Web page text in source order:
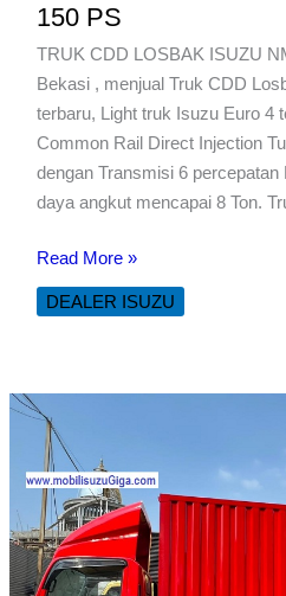
150 PS
TRUK CDD LOSBAK ISUZU
Bekasi , menjual Truk CDD
terbaru, Light truk Isuzu Euro 4
Common Rail Direct Injection
dengan Transmisi 6
daya angkut mencapai 8 Ton.
TRUK
CDD
LOSBAK
L
150
PS
Read More »
DEALER ISUZU